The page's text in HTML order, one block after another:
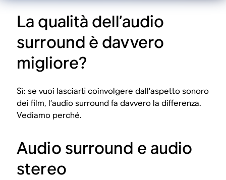
La qualità dell’audio
surround è davvero
migliore?
Sì: se vuoi lasciarti coinvolgere dall’aspetto sonoro
dei film, l’audio surround fa davvero la differenza.
Vediamo perché.
Audio surround e audio
stereo